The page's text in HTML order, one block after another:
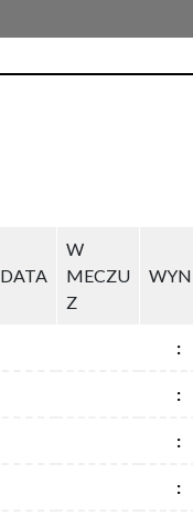
DATA
W
MECZU
Z
:
:
:
:
DATA
W
MECZU
Z
:
:
:
: